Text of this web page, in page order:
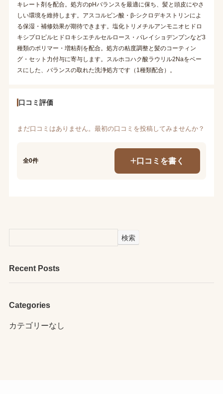
キレート剤を配合。処方のpHバランスを最適に保ち、髪と頭皮にやさ
しい環境を維持します。アスコルビン酸・β-シクロデキストリンによ
る保湿・補修効果が期待できます。塩化トリメチルアンモニオヒドロ
キシプロピルヒドロキシエチルセルロース・バレイショデンプンなど3
種類のポリマー・増粘剤を配合。処方の粘度調整と髪のコーティン
グ・セット力付与に寄与します。スルホコハク酸ラウリル2Naをベー
スにした、バランスの取れた洗浄処方です（1種類配合）。
口コミ評価
まだ口コミはありません。最初の口コミを投稿してみませんか？
全0件 口コミを書く
検索
Recent Posts
Categories
カテゴリーなし